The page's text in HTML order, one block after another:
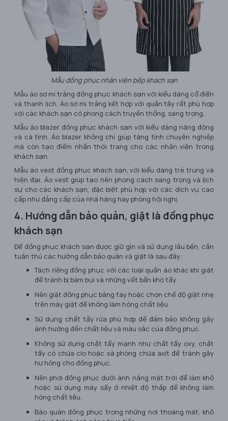
Mẫu đồng phục nhân viên bếp khách sạn
Mẫu áo sơ mi trắng đồng phục khách sạn với kiểu dáng cổ điển
và thanh lịch. Áo sơ mi trắng kết hợp với quần tây rất phù hợp
với các khách sạn có phong cách truyền thống, sang trọng.
Mẫu áo blazer đồng phục khách sạn với kiểu dáng năng động
và cá tính. Áo blazer không chỉ giúp tăng tính chuyên nghiệp
mà còn tạo điểm nhấn thời trang cho các nhân viên trong
khách sạn.
Mẫu áo vest đồng phục khách sạn, với kiểu dáng trẻ trung và
hiện đại. Áo vest giúp tạo nên phong cách sang trọng và lịch
sự cho các khách sạn, đặc biệt phù hợp với các dịch vụ cao
cấp như đẳng cấp của nhà hàng hay phòng hội nghị.
4. Hướng dẫn bảo quản, giặt là đồng phục
khách sạn
Để đồng phục khách sạn được giữ gìn và sử dụng lâu bền, cần
tuân thủ các hướng dẫn bảo quản và giặt là sau đây:
Tách riêng đồng phục với các loại quần áo khác khi giặt
để tránh bị bám bụi và những vết bẩn khó tẩy.
Nên giặt đồng phục bằng tay hoặc chọn chế độ giặt nhẹ
trên máy giặt để không làm hỏng chất liệu.
Sử dụng chất tẩy rửa phù hợp để đảm bảo không gây
ảnh hưởng đến chất liệu và màu sắc của đồng phục.
Không sử dụng chất tẩy mạnh như chất tẩy oxy, chất
tẩy có chứa clo hoặc xà phòng chứa axit để tránh gây
hư hỏng cho đồng phục.
Nên phơi đồng phục dưới ánh nắng mặt trời để làm khô
hoặc sử dụng máy sấy ở nhiệt độ thấp để không làm
hỏng chất liệu.
Bảo quản đồng phục trong những nơi thoáng mát, khô